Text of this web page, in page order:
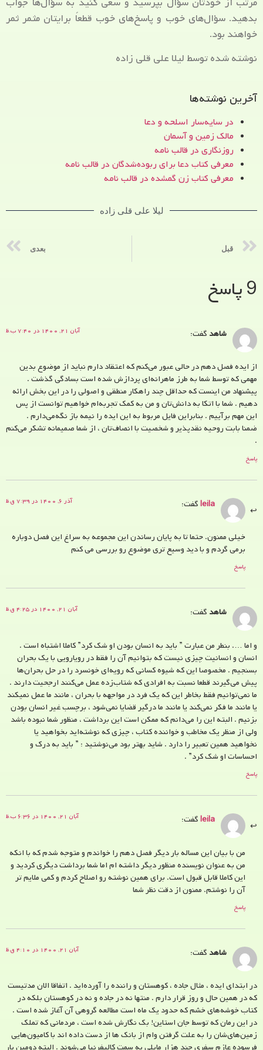
بدهید. سؤال‌های خوب و پاسخ‌های خوب قطعاً برایتان مثمر ثمر
خواهند بود.
نوشته شده توسط لیلا علی قلی زاده
آخرین نوشته‌ها
در سایه‌سار اسلحه و دعا
مالک زمین و آسمان
روزنگاری در قالب نامه
معرفی کتاب دعا برای ربوده‌شدگان در قالب نامه
معرفی کتاب زن‌ گمشده در قالب نامه
لیلا علی قلی زاده
قبل بعدی
9 پاسخ
شاهد گفت: آبان ۲۱, ۱۴۰۰ در ۷:۴۰ ب.ظ
از ایده فصل دهم در حالی عبور می‌کنم که اعتقاد دارم نباید از موضوع بدین
مهمی که توسط شما به طرز ماهرانه‌ای پردازش شده است بسادگی گذشت .
پیشنهاد من اینست که حداقل چند راهکار منطقی و اصولی را در این بخش ارائه
دهیم . شما با اتکا به دانش‌تان و من به کمک تجربه‌ام خواهیم توانست از پس
این مهم بر‌آییم . بنابراین فایل مربوط به این ایده را نیمه باز نگه‌می‌دارم .
ضمنا بابت روحیه نقدپذیر و شخصیت با انصاف‌تان ، از شما صمیمانه تشکر می‌کنم
.
پاسخ
leilaگفت: آذر ۶, ۱۴۰۰ در ۷:۳۹ ق.ظ
خیلی ممنون. حتما تا به پایان رساندن این مجموعه به سراغ این فصل دوباره
برمی گردم و با دید وسیع تری موضوع رو بررسی می کنم
پاسخ
شاهد گفت: آبان ۲۱, ۱۴۰۰ در ۴:۲۵ ق.ظ
و اما …. بنطر من عبارت ” باید به انسان بودن او شک کرد” کاملا اشتباه است .
انسان و انسانیت چیزی نیست که بتوانیم آن را فقط در رویارویی با یک بحران
بسنجیم . مخصوصا این که شیوه کسانی که رویه‌ای خونسرد را در حل بحران‌ها
پیش می‌گیرند قطعا نسبت به افرادی که شتاب‌زده عمل می‌کنند ارجحیت دارند .
ما نمی‌توانیم فقط بخاطر این که یک فرد در مواجهه با بحران ، مانند ما عمل نمیکند
یا مانند ما فکر نمی‌کند یا مانند ما درگیر قضایا نمی‌شود ، برچسب غیر انسان بودن
بزنیم . البته این را می‌دانم که ممکن است این برداشت ، منظور شما نبوده باشد
ولی از منظر یک مخاطب و خواننده کتاب ، چیزی که نوشته‌اید بخواهید یا
نخواهید همین تعبیر را دارد . شاید بهتر بود می‌نوشتید : ” باید به درک و
احساسات او شک کرد” .
پاسخ
leilaگفت: آبان ۲۱, ۱۴۰۰ در ۶:۳۶ ب.ظ
من با بیان این مساله بار دیگر فصل دهم را خواندم و متوجه شدم که با انکه
من به عنوان نویسنده منظور دیگر داشته ام اما شما برداشت دیگری کردید و
این کاملا قابل قبول است. برای همین نوشته رو اصلاح کردم و کمی ملایم تر
آن را نوشتم. ممنون از دقت نظر شما
پاسخ
شاهد گفت: آبان ۲۱, ۱۴۰۰ در ۴:۱۰ ق.ظ
در ابتدای ایده ، مثال جاده ، کوهستان و راننده را آورده‌اید . اتفاقا الان مدتیست
که در همین حال و روز قرار دارم . منتها نه در جاده و نه در کوهستان بلکه در
کتاب خوشه‌های خشم که حدود یک ماه است مطالعه گروهی آن آغاز شده است .
در این رمان که توسط جان استاین! بک نگارش شده است ، مردمانی که تملک
زمین‌های‌شان را به علت گرفتن وام از بانک ها از دست داده اند با کامیون‌هایی
فرسوده عازم سفری چند هزار مایلی به سمت کالیفرنیا می‌شوند . البته دومین بار